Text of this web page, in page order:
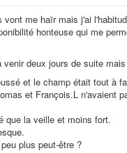
vont me haïr mais j'ai
honteuse qui me
deux jours de suite
et le champ était tout à
et François.L n'avaient
que la veille et moins fort.
plus peut-être ?